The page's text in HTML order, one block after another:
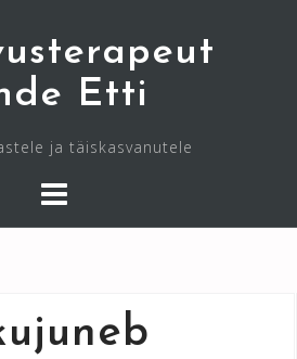
Etti
ja täiskasvanutele